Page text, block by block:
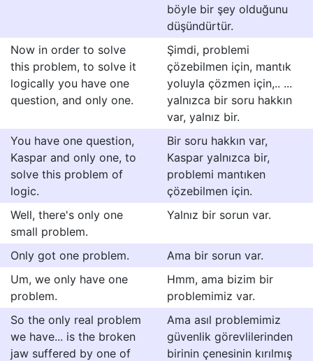
böyle bir şey olduğunu
düşündürtür.
Now in order to solve
this problem, to solve it
logically you have one
question, and only one.
Şimdi, problemi
çözebilmen için, mantık
yoluyla çözmen için,.. ...
yalnızca bir soru hakkın
var, yalnız bir.
You have one question,
Kaspar and only one, to
solve this problem of
logic.
Bir soru hakkın var,
Kaspar yalnızca bir,
problemi mantıken
çözebilmen için.
Well, there's only one
small problem.
Yalnız bir sorun var.
Only got one problem.
Ama bir sorun var.
Um, we only have one
problem.
Hmm, ama bizim bir
problemimiz var.
So the only real problem
we have... is the broken
jaw suffered by one of
Ama asıl problemimiz
güvenlik görevlilerinden
birinin çenesinin kırılmış